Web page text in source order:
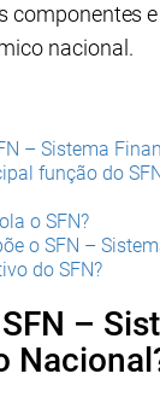
componentes
nacional.
– Sistema
função do
o SFN?
o SFN –
do SFN?
–